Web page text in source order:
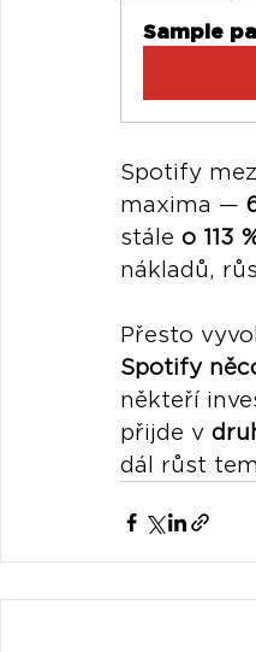
Sample
Spotify
maxima —
stále o 113
nákladů,
Přesto
Spotify
někteří
přijde v
dál růst